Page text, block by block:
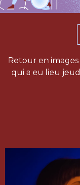
Retour en
qui a eu lieu